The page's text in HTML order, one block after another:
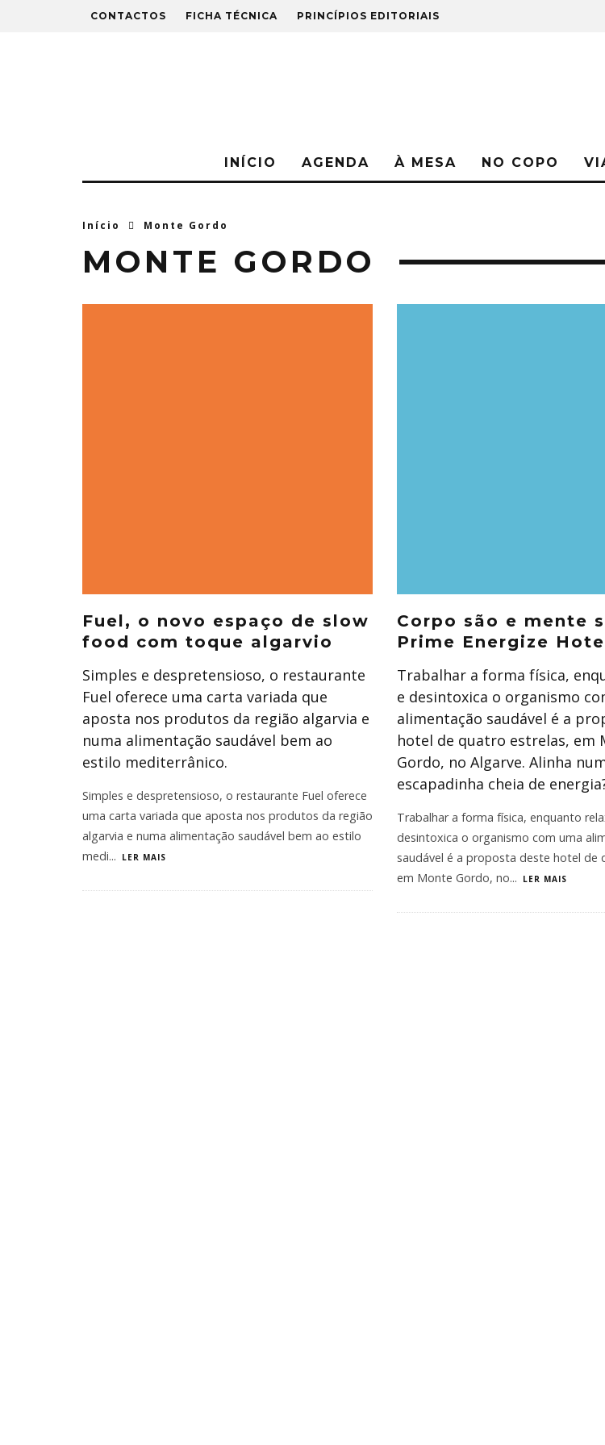
CONTACTOS FICHA TÉCNICA PRINCÍPIOS EDITORIAIS
INÍCIO AGENDA À MESA NO COPO
Início Monte Gordo
MONTE GORDO
Fuel, o novo espaço de slow
food com toque algarvio
Simples e despretensioso, o restaurante
Fuel oferece uma carta variada que
aposta nos produtos da região algarvia e
numa alimentação saudável bem ao
estilo mediterrânico.
Simples e despretensioso, o restaurante Fuel oferece
uma carta variada que aposta nos produtos da região
algarvia e numa alimentação saudável bem ao estilo
medi... LER MAIS
Corpo são e mente
Prime Energize
Trabalhar a forma física,
e desintoxica o organismo
alimentação saudável é a
hotel de quatro estrelas, em
Gordo, no Algarve. Alinha
escapadinha cheia de
Trabalhar a forma física, enquanto
desintoxica o organismo com uma
saudável é a proposta deste hotel de
em Monte Gordo, no... LER MAIS